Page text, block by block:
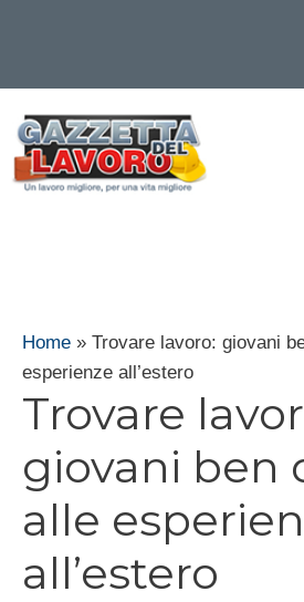
contenuto
Home » Trovare lavoro: giovani
esperienze all’estero
Trovare
giovani ben
alle
all’estero